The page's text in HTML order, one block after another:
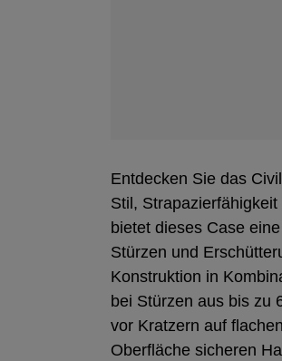
Entdecken Sie das
Stil,
bietet dieses Case
Stürzen und
Konstruktion in
bei Stürzen aus bis zu
vor Kratzern auf
Oberfläche sicheren